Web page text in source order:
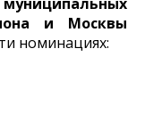
и Москвы
номинациях: